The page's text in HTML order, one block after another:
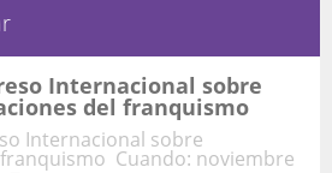
Internacional sobre
del franquismo
Internacional sobre
Cuando: noviembre